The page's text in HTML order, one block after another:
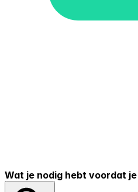
Wat je nodig hebt voordat